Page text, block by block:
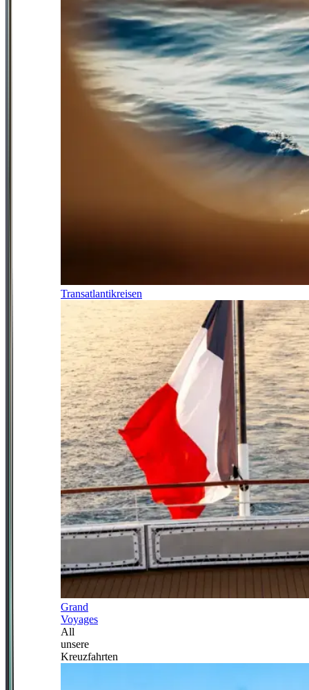
Transatlantikreisen
Grand
Voyages
All
unsere
Kreuzfahrten